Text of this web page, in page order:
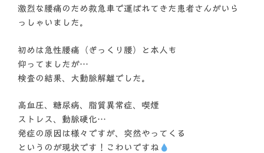
激烈な腰痛のため救急車で運ばれてきた患者さんがいら
っしゃいました。
初めは急性腰痛（ぎっくり腰）と本人も
仰ってましたが…
検査の結果、大動脈解離でした。
高血圧、糖尿病、脂質異常症、喫煙
ストレス、動脈硬化…
発症の原因は様々ですが、突然やってくる
というのが現状です！こわいですね